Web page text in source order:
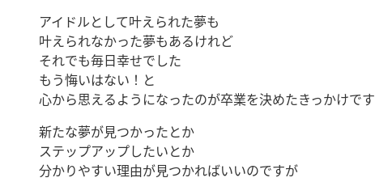
アイドルとして叶えられた夢も
叶えられなかった夢もあるけれど
それでも毎日幸せでした
もう悔いはない！と
心から思えるようになったのが卒業を決めたきっかけです
新たな夢が見つかったとか
ステップアップしたいとか
分かりやすい理由が見つかればいいのですが